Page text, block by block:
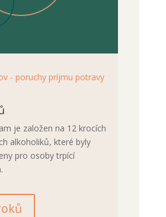
je založen na 12 krocích
alkoholiků, které byly
pro osoby trpící